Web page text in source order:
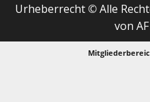
Urheberrecht © Alle
von